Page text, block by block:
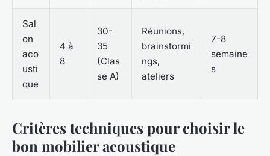
Sal
on
aco
usti
que
4 à
8
30-
35
(Clas
se A)
Réunions,
brainstormi
ngs,
ateliers
7-8
semaine
s
Critères techniques pour choisir le
bon mobilier acoustique